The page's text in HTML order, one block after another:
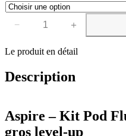
Aspire
Kit
Pod
− ＋
Le produit en détail
Description
Aspire – Kit Pod
gros level-up